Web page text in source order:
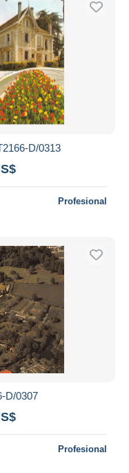
D/0313
Profesional
D/0307
Profesional